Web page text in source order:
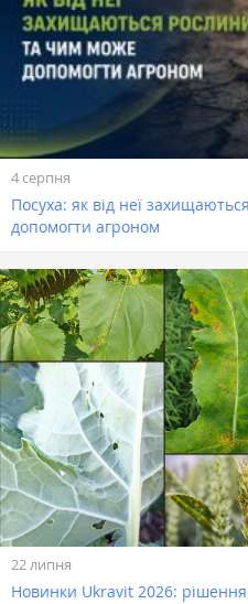
4 серпня
Посуха: як від неї
допомогти агроном
22 липня
Новинки Ukravit 2026: рішення